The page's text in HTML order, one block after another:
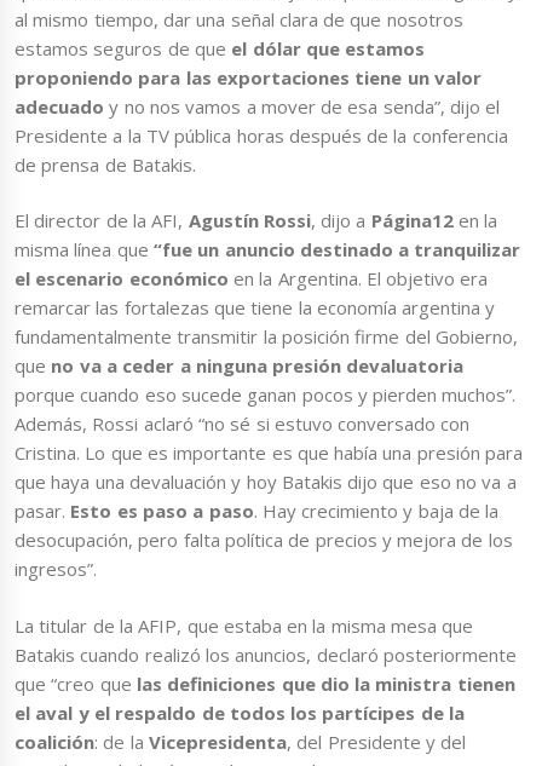
al mismo tiempo, dar una señal clara de que nosotros
estamos seguros de que el dólar que estamos
proponiendo para las exportaciones tiene un valor
adecuado y no nos vamos a mover de esa senda”, dijo el
Presidente a la TV pública horas después de la conferencia
de prensa de Batakis.
El director de la AFI, Agustín Rossi, dijo a Página12en la
misma línea que “fue un anuncio destinado a tranquilizar
el escenario económico en la Argentina. El objetivo era
remarcar las fortalezas que tiene la economía argentina y
fundamentalmente transmitir la posición firme del Gobierno,
que no va a ceder a ninguna presión devaluatoria
porque cuando eso sucede ganan pocos y pierden muchos”.
Además, Rossi aclaró “no sé si estuvo conversado con
Cristina. Lo que es importante es que había una presión para
que haya una devaluación y hoy Batakis dijo que eso no va a
pasar. Esto es paso a paso. Hay crecimiento y baja de la
desocupación, pero falta política de precios y mejora de los
ingresos”.
La titular de la AFIP, que estaba en la misma mesa que
Batakis cuando realizó los anuncios, declaró posteriormente
que “creo que las definiciones que dio la ministra tienen
el aval y el respaldo de todos los partícipes de la
coalición: de la Vicepresidenta, del Presidente y del